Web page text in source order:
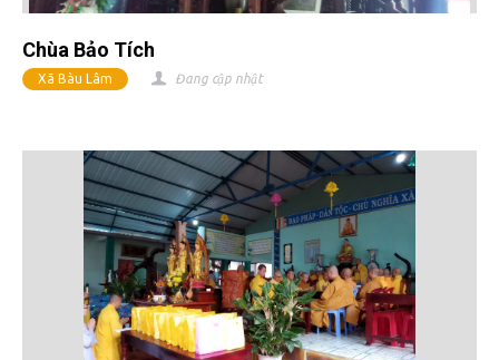
Chùa Bảo Tích
Xã Bàu Lâm Đang cập nhật